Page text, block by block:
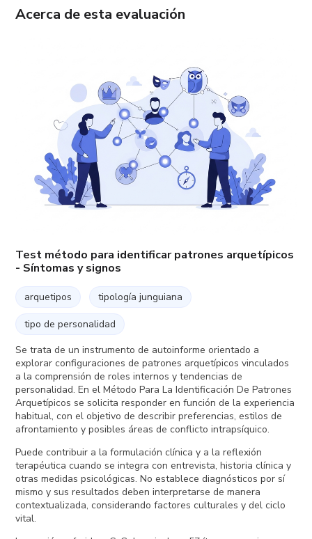
Acerca de esta evaluación
Test método para identificar patrones arquetípicos
- Síntomas y signos
arquetipos tipología junguiana
tipo de personalidad
Se trata de un instrumento de autoinforme orientado a
explorar configuraciones de patrones arquetípicos vinculados
a la comprensión de roles internos y tendencias de
personalidad. En el Método Para La Identificación De Patrones
Arquetípicos se solicita responder en función de la experiencia
habitual, con el objetivo de describir preferencias, estilos de
afrontamiento y posibles áreas de conflicto intrapsíquico.
Puede contribuir a la formulación clínica y a la reflexión
terapéutica cuando se integra con entrevista, historia clínica y
otras medidas psicológicas. No establece diagnósticos por sí
mismo y sus resultados deben interpretarse de manera
contextualizada, considerando factores culturales y del ciclo
vital.